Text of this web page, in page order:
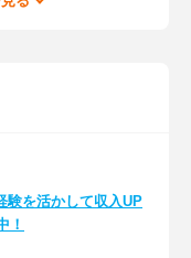
験を活かして収入UP
！